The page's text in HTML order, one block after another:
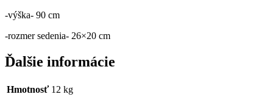
-výška- 90 cm
-rozmer sedenia- 26×20 cm
Ďalšie informácie
Hmotnosť 12 kg